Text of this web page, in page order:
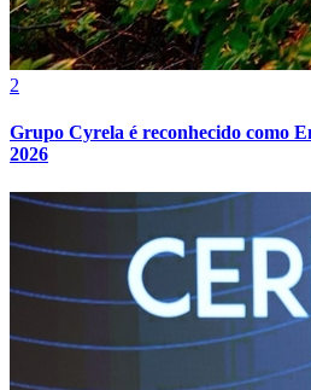
2
Grupo Cyrela é reconhecido como
2026